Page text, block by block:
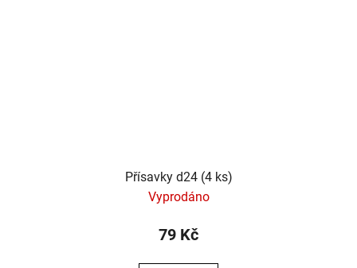
Přísavky d24 (4 ks)
Vyprodáno
79 Kč